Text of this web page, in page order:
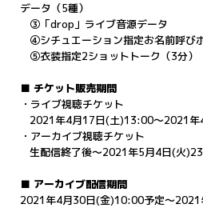
データ（5種）
③「drop」ライブ音源データ
④シチュエーション指定お名前呼び
⑤衣装指定2ショットトーク（3分）
■ チケット販売期間
・ライブ視聴チケット
2021年4月17日(土)13:00～2021年
・アーカイブ視聴チケット
生配信終了後〜2021年5月4日(火
■ アーカイブ配信期間
2021年4月30日(金)10:00予定～